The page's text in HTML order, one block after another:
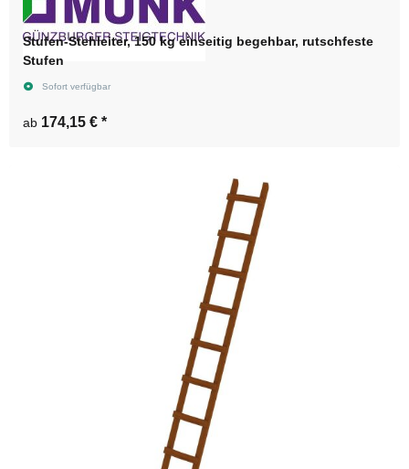
Stufen-Stehleiter, 150 kg einseitig begehbar, rutschfeste
Stufen
Sofort verfügbar
ab 174,15 € *